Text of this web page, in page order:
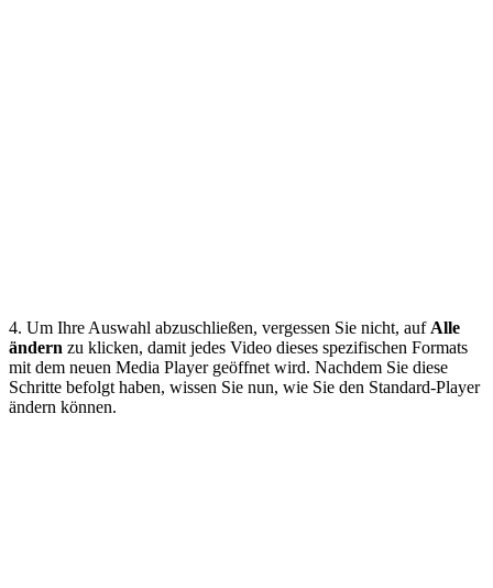
4. Um Ihre Auswahl abzuschließen, vergessen Sie nicht, auf Alle
ändern zu klicken, damit jedes Video dieses spezifischen Formats
mit dem neuen Media Player geöffnet wird. Nachdem Sie diese
Schritte befolgt haben, wissen Sie nun, wie Sie den Standard-Player
ändern können.